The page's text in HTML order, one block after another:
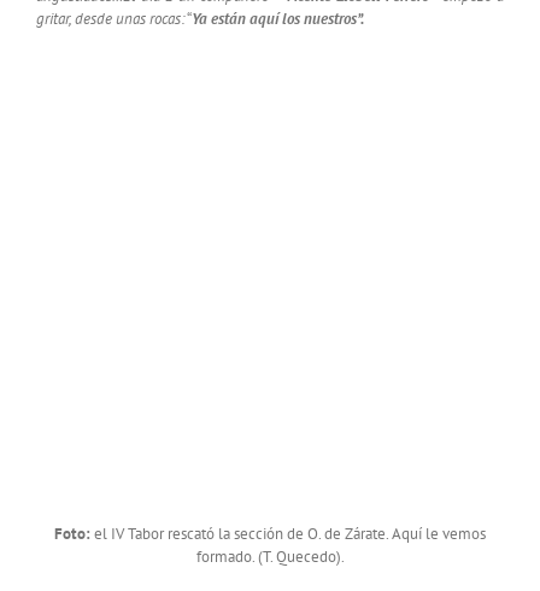
gritar, desde unas rocas:“Ya están aquí los nuestros”.
Foto: el IV Tabor rescató la sección de O. de Zárate. Aquí le vemos
formado. (T. Quecedo).